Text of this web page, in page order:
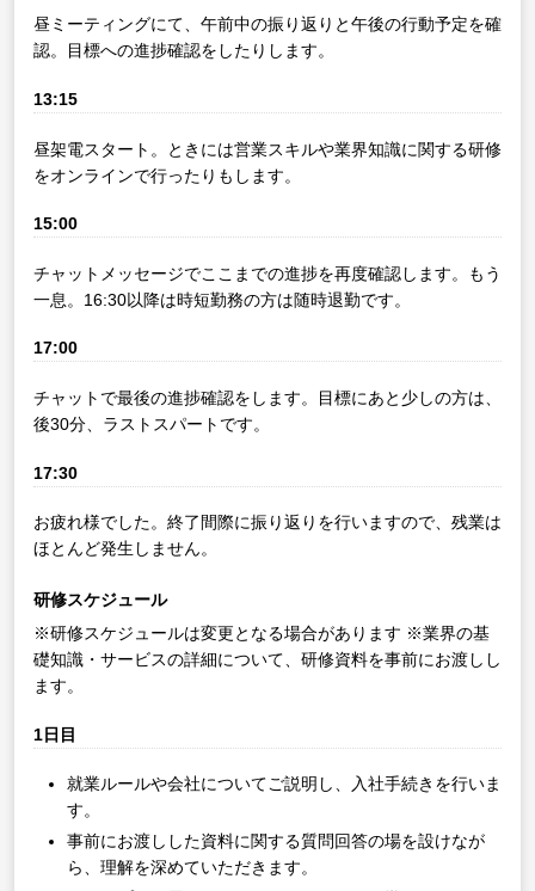
昼ミーティングにて、午前中の振り返りと午後の行動予定を確
認。目標への進捗確認をしたりします。
13:15
昼架電スタート。ときには営業スキルや業界知識に関する研修
をオンラインで行ったりもします。
15:00
チャットメッセージでここまでの進捗を再度確認します。もう
一息。16:30以降は時短勤務の方は随時退勤です。
17:00
チャットで最後の進捗確認をします。目標にあと少しの方は、
後30分、ラストスパートです。
17:30
お疲れ様でした。終了間際に振り返りを行いますので、残業は
ほとんど発生しません。
研修スケジュール
※研修スケジュールは変更となる場合があります ※業界の基
礎知識・サービスの詳細について、研修資料を事前にお渡しし
ます。
1日目
就業ルールや会社についてご説明し、入社手続きを行いま
す。
事前にお渡しした資料に関する質問回答の場を設けなが
ら、理解を深めていただきます。